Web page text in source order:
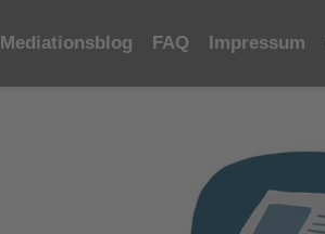
Mediationsblog FAQ Impressum